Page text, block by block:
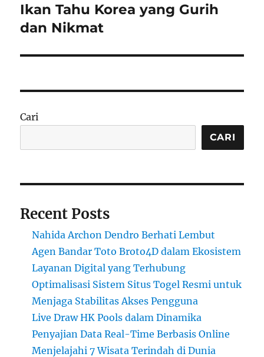
post:
Ikan Tahu Korea yang Gurih
dan Nikmat
Cari
CARI
Recent Posts
Nahida Archon Dendro Berhati Lembut
Agen Bandar Toto Broto4D dalam Ekosistem
Layanan Digital yang Terhubung
Optimalisasi Sistem Situs Togel Resmi untuk
Menjaga Stabilitas Akses Pengguna
Live Draw HK Pools dalam Dinamika
Penyajian Data Real-Time Berbasis Online
Menjelajahi 7 Wisata Terindah di Dunia